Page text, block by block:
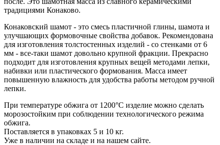
традициями Конаково.
Конаковский шамот - это смесь пластичной глины, шамота и
улучшающих формовочные свойства добавок. Рекомендована
для изготовления толстостенных изделий - со стенками от 6
мм - все-таки шамот довольно крупной фракции. Прекрасно
подходит для изготовления крупных вещей методами лепки,
набивки или пластического формования. Масса имеет
повышенную влажность для удобства работы методом ручной
лепки.
При температуре обжига от 1200°С изделие можно сделать
морозостойким при соблюдении технологического режима
обжига.
Поставляется в упаковках 5 и 10 кг.
Уже в наличии на складе и на нашем сайте.